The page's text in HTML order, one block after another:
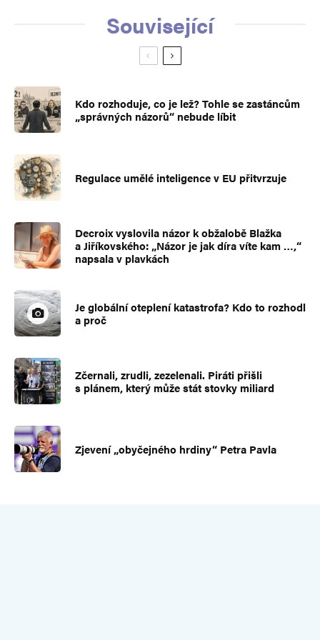
Související
Kdo rozhoduje, co je lež? Tohle se zastáncům
„správných názorů“ nebude líbit
Regulace umělé inteligence v EU přitvrzuje
Decroix vyslovila názor k obžalobě Blažka
a Jiříkovského: „Názor je jak díra víte kam …,“
napsala v plavkách
Je globální oteplení katastrofa? Kdo to rozhodl
a proč
Zčernali, zrudli, zezelenali. Piráti přišli
s plánem, který může stát stovky miliard
Zjevení „obyčejného hrdiny“ Petra Pavla